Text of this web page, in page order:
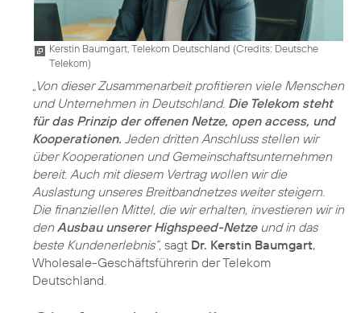
Kerstin Baumgart, Telekom Deutschland (Credits: Deutsche
Telekom)
„Von dieser Zusammenarbeit profitieren viele Menschen
und Unternehmen in Deutschland. Die Telekom steht
für das Prinzip der offenen Netze, open access, und
Kooperationen. Jeden dritten Anschluss stellen wir
über Kooperationen und Gemeinschaftsunternehmen
bereit. Auch mit diesem Vertrag wollen wir die
Auslastung unseres Breitbandnetzes weiter steigern.
Die finanziellen Mittel, die wir erhalten, investieren wir in
denAusbau unserer Highspeed-Netzeund in das
beste Kundenerlebnis“, sagt Dr. Kerstin Baumgart,
Wholesale-Geschäftsführerin der Telekom
Deutschland.